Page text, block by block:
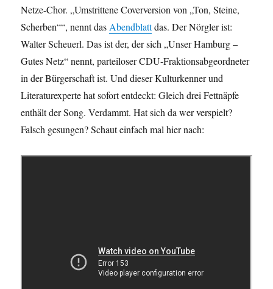
Netze-Chor. „Umstrittene Coverversion von „Ton, Steine,
Scherben““, nennt dasAbendblattdas. Der Nörgler ist:
Walter Scheuerl. Das ist der, der sich „Unser Hamburg –
Gutes Netz“ nennt, parteiloser CDU-Fraktionsabgeordneter
in der Bürgerschaft ist. Und dieser Kulturkenner und
Literaturexperte hat sofort entdeckt: Gleich drei Fettnäpfe
enthält der Song. Verdammt. Hat sich da wer verspielt?
Falsch gesungen? Schaut einfach mal hier nach: